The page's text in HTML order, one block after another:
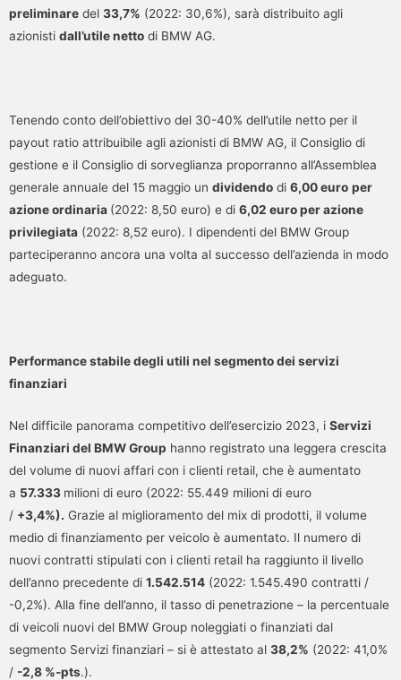
preliminare del 33,7% (2022: 30,6%), sarà distribuito agli
azionisti dall’utile netto di BMW AG.
Tenendo conto dell’obiettivo del 30-40% dell’utile netto per il
payout ratio attribuibile agli azionisti di BMW AG, il Consiglio di
gestione e il Consiglio di sorveglianza proporranno all’Assemblea
generale annuale del 15 maggio un dividendo di 6,00 euro per
azione ordinaria (2022: 8,50 euro) e di 6,02 euro per azione
privilegiata (2022: 8,52 euro). I dipendenti del BMW Group
parteciperanno ancora una volta al successo dell’azienda in modo
adeguato.
Performance stabile degli utili nel segmento dei servizi
finanziari
Nel difficile panorama competitivo dell’esercizio 2023, i Servizi
Finanziari del BMW Group hanno registrato una leggera crescita
del volume di nuovi affari con i clienti retail, che è aumentato
a 57.333 milioni di euro (2022: 55.449 milioni di euro
/ +3,4%). Grazie al miglioramento del mix di prodotti, il volume
medio di finanziamento per veicolo è aumentato. Il numero di
nuovi contratti stipulati con i clienti retail ha raggiunto il livello
dell’anno precedente di 1.542.514 (2022: 1.545.490 contratti /
-0,2%). Alla fine dell’anno, il tasso di penetrazione – la percentuale
di veicoli nuovi del BMW Group noleggiati o finanziati dal
segmento Servizi finanziari – si è attestato al 38,2% (2022: 41,0%
/ -2,8 %-pts.).